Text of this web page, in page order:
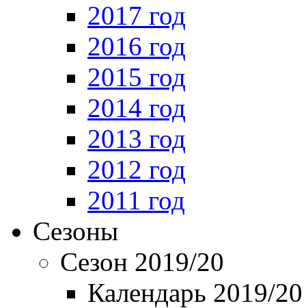
2017 год
2016 год
2015 год
2014 год
2013 год
2012 год
2011 год
Сезоны
Сезон 2019/20
Календарь 2019/20